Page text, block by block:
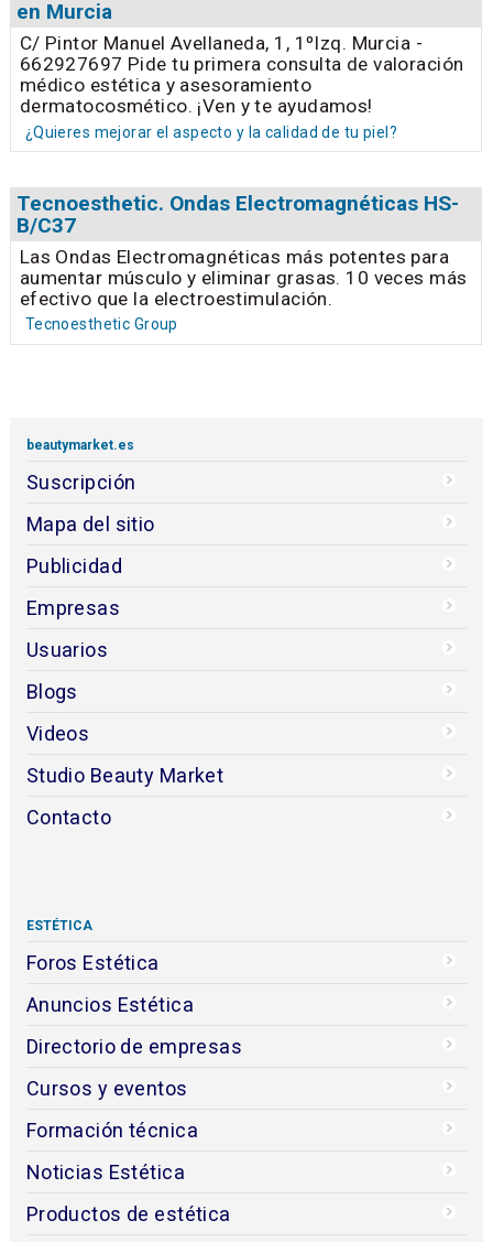
en Murcia
C/ Pintor Manuel Avellaneda, 1, 1ºIzq. Murcia -
662927697 Pide tu primera consulta de valoración
médico estética y asesoramiento
dermatocosmético. ¡Ven y te ayudamos!
¿Quieres mejorar el aspecto y la calidad de tu piel?
Tecnoesthetic. Ondas Electromagnéticas HS-
B/C37
Las Ondas Electromagnéticas más potentes para
aumentar músculo y eliminar grasas. 10 veces más
efectivo que la electroestimulación.
Tecnoesthetic Group
beautymarket.es
Suscripción
Mapa del sitio
Publicidad
Empresas
Usuarios
Blogs
Videos
Studio Beauty Market
Contacto
ESTÉTICA
Foros Estética
Anuncios Estética
Directorio de empresas
Cursos y eventos
Formación técnica
Noticias Estética
Productos de estética